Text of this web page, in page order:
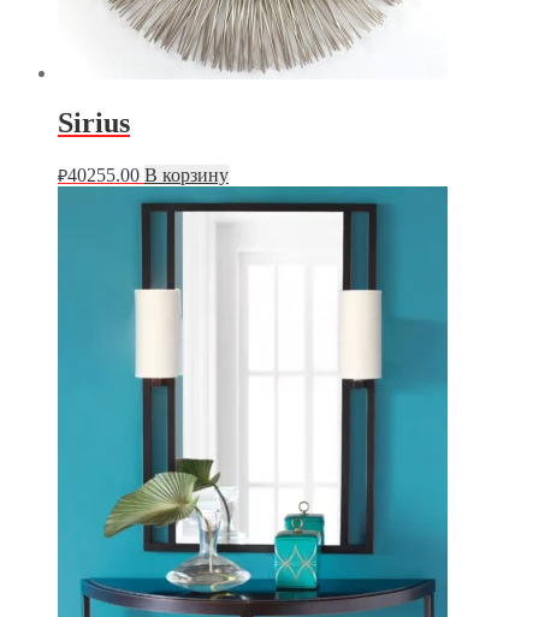
Sirius
₽40255.00 В корзину